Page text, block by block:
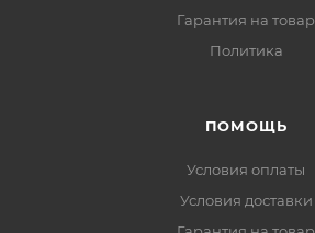
Гарантия на товар
Политика
ПОМОЩЬ
Условия оплаты
Условия доставки